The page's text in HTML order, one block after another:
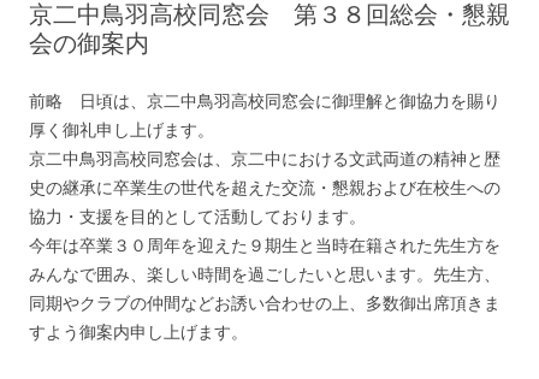
京二中鳥羽高校同窓会 第３８回総会・懇親
会の御案内
前略 日頃は、京二中鳥羽高校同窓会に御理解と御協力を賜り
厚く御礼申し上げます。
京二中鳥羽高校同窓会は、京二中における文武両道の精神と歴
史の継承に卒業生の世代を超えた交流・懇親および在校生への
協力・支援を目的として活動しております。
今年は卒業３０周年を迎えた９期生と当時在籍された先生方を
みんなで囲み、楽しい時間を過ごしたいと思います。先生方、
同期やクラブの仲間などお誘い合わせの上、多数御出席頂きま
すよう御案内申し上げます。